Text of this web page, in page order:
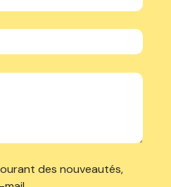
des nouveautés,